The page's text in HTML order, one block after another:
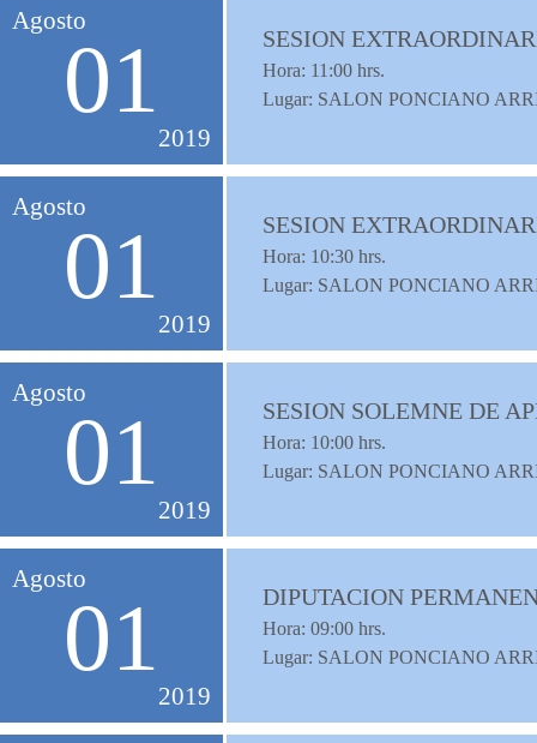
Agosto
01
2019
SESION
Hora: 11:00 hrs.
Lugar: SALON PONCIANO
Agosto
01
2019
SESION
Hora: 10:30 hrs.
Lugar: SALON PONCIANO
Agosto
01
2019
SESION SOLEMNE DE
Hora: 10:00 hrs.
Lugar: SALON PONCIANO
Agosto
01
2019
DIPUTACION
Hora: 09:00 hrs.
Lugar: SALON PONCIANO